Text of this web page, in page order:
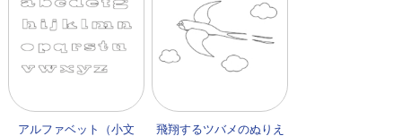
アルファベット（小文
飛翔するツバメのぬりえ